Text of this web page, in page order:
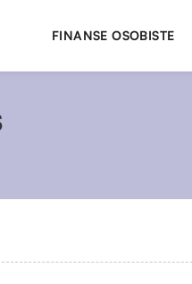
FINANSE OSOBISTE